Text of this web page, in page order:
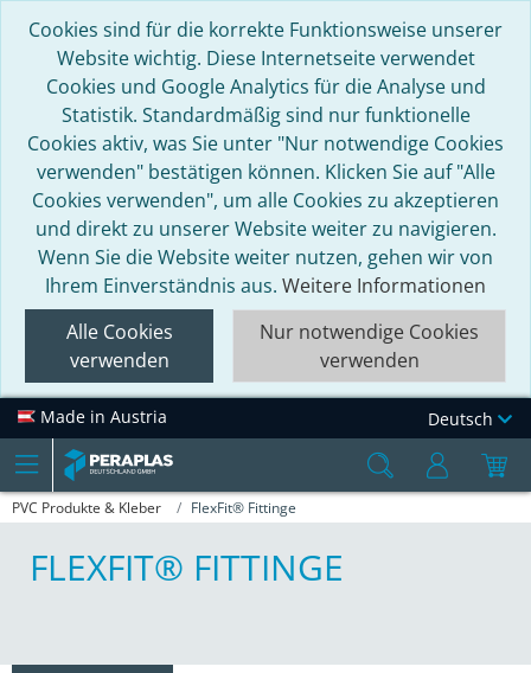
Cookies sind für die korrekte Funktionsweise unserer
Website wichtig. Diese Internetseite verwendet
Cookies und Google Analytics für die Analyse und
Statistik. Standardmäßig sind nur funktionelle
Cookies aktiv, was Sie unter "Nur notwendige Cookies
verwenden" bestätigen können. Klicken Sie auf "Alle
Cookies verwenden", um alle Cookies zu akzeptieren
und direkt zu unserer Website weiter zu navigieren.
Wenn Sie die Website weiter nutzen, gehen wir von
Ihrem Einverständnis aus. Weitere Informationen
Alle Cookies
verwenden
Nur notwendige Cookies
verwenden
Made in Austria Deutsch
PVC Produkte & Kleber FlexFit® Fittinge
FLEXFIT® FITTINGE